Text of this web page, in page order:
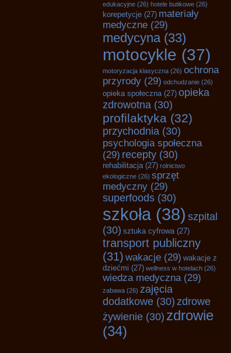
edukacyjne (26) hotele butikowe (26)
korepetycje (27) materiały
medyczne (29)
medycyna(33)
motocykle (37)
motoryzacja klasyczna (26) ochrona
przyrody (29) odchudzanie (26)
opieka społeczna(27) opieka
zdrowotna (30)
profilaktyka (32)
przychodnia (30)
psychologia społeczna
(29) recepty (30)
rehabilitacja(27) rolnictwo
ekologiczne (26) sprzęt
medyczny (29)
superfoods (30)
szkoła (38) szpital
(30) sztuka cyfrowa(27)
transport publiczny
(31) wakacje (29) wakacje z
dziećmi (27) wellness w hotelach (26)
wiedza medyczna (29)
zabawa (26) zajęcia
dodatkowe (30) zdrowe
żywienie (30) zdrowie
(34)